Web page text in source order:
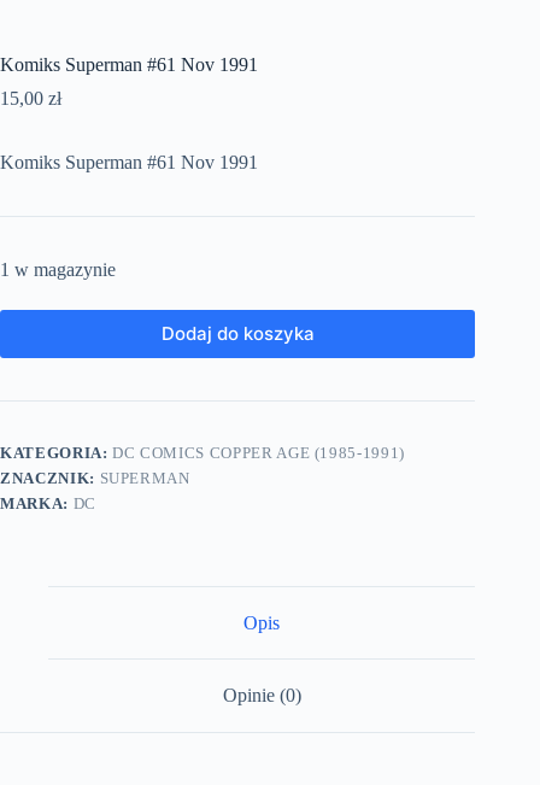
Komiks Superman #61 Nov 1991
15,00 zł
Komiks Superman #61 Nov 1991
1 w magazynie
Dodaj do koszyka
KATEGORIA:DC COMICS COPPER AGE (1985-1991)
ZNACZNIK: SUPERMAN
MARKA: DC
Opis
Opinie (0)